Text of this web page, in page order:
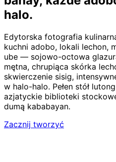
halo.
Edytorska fotografia
kuchni adobo, lokali lechon,
ube — sojowo-octowa
mętna, chrupiąca skórka
skwierczenie sisig,
w halo-halo. Pełen stół
azjatyckie biblioteki
dumą kababayan.
Zacznij tworzyć